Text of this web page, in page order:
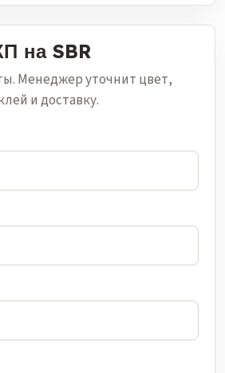
на SBR
Менеджер уточнит цвет,
и доставку.